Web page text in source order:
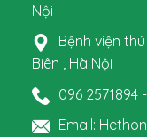
Nội
Bệnh viện
Biên , Hà Nội
096 2571894
Email: